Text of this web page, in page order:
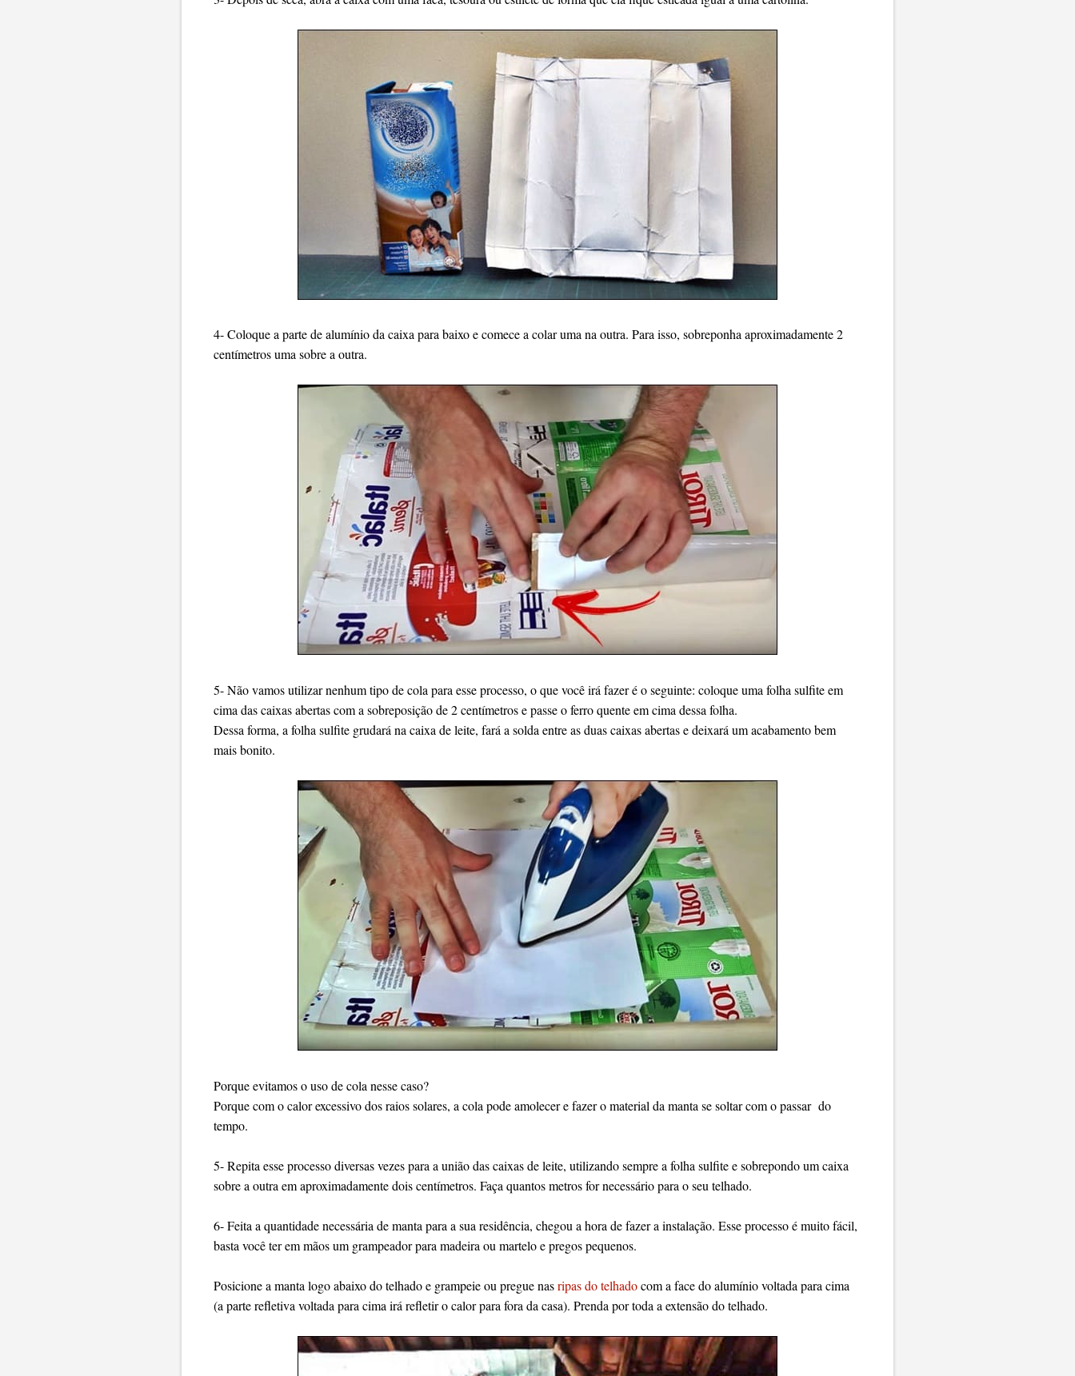
4- Coloque a parte de alumínio da caixa para baixo e comece a colar uma na outra. Para isso, sobreponha aproximadamente 2
centímetros uma sobre a outra.
5- Não vamos utilizar nenhum tipo de cola para esse processo, o que você irá fazer é o seguinte: coloque uma folha sulfite em
cima das caixas abertas com a sobreposição de 2 centímetros e passe o ferro quente em cima dessa folha.
Dessa forma, a folha sulfite grudará na caixa de leite, fará a solda entre as duas caixas abertas e deixará um acabamento bem
mais bonito.
Porque evitamos o uso de cola nesse caso?
Porque com o calor excessivo dos raios solares, a cola pode amolecer e fazer o material da manta se soltar com o passar do
tempo.
5- Repita esse processo diversas vezes para a união das caixas de leite, utilizando sempre a folha sulfite e sobrepondo um caixa
sobre a outra em aproximadamente dois centímetros. Faça quantos metros for necessário para o seu telhado.
6- Feita a quantidade necessária de manta para a sua residência, chegou a hora de fazer a instalação. Esse processo é muito fácil,
basta você ter em mãos um grampeador para madeira ou martelo e pregos pequenos.
Posicione a manta logo abaixo do telhado e grampeie ou pregue nasripas do telhadocom a face do alumínio voltada para cima
(a parte refletiva voltada para cima irá refletir o calor para fora da casa). Prenda por toda a extensão do telhado.